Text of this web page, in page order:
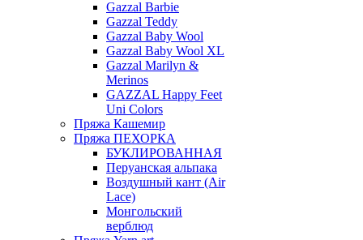
Gazzal Barbie
Gazzal Teddy
Gazzal Baby Wool
Gazzal Baby Wool XL
Gazzal Marilyn &
Merinos
GAZZAL Happy Feet
Uni Colors
Пряжа Кашемир
Пряжа ПЕХОРКА
БУКЛИРОВАННАЯ
Перуанская альпака
Воздушный кант (Air
Lace)
Монгольский
верблюд